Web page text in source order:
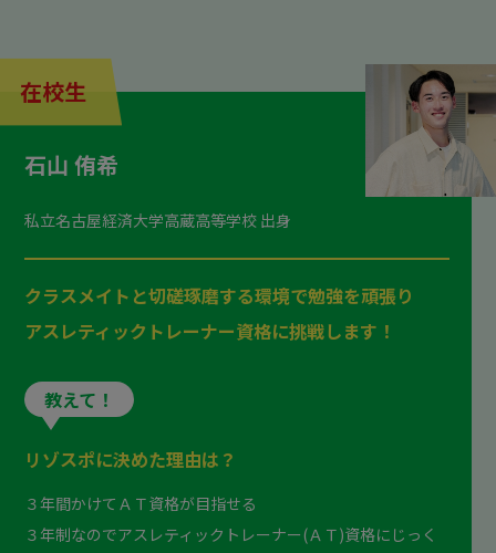
在校生
石山 侑希
私立名古屋経済大学高蔵高等学校 出身
クラスメイトと切磋琢磨する環境で勉強を頑張り
アスレティックトレーナー資格に挑戦します！
教えて！
リゾスポに決めた理由は？
３年間かけてＡＴ資格が目指せる
３年制なのでアスレティックトレーナー(ＡＴ)資格にじっく